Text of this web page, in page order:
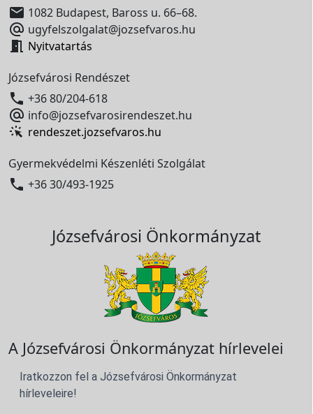
 1082 Budapest, Baross u. 66–68.
 ugyfelszolgalat@jozsefvaros.hu
 Nyitvatartás
Józsefvárosi Rendészet
 +36 80/204-618
 info@jozsefvarosirendeszet.hu
rendeszet.jozsefvaros.hu
Gyermekvédelmi Készenléti Szolgálat
 +36 30/493-1925
Józsefvárosi Önkormányzat
A Józsefvárosi Önkormányzat hírlevelei
Iratkozzon fel a Józsefvárosi Önkormányzat
hírleveleire!